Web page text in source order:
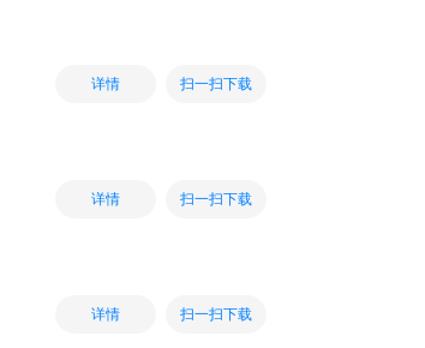
详情 扫一扫下载
详情 扫一扫下载
详情 扫一扫下载